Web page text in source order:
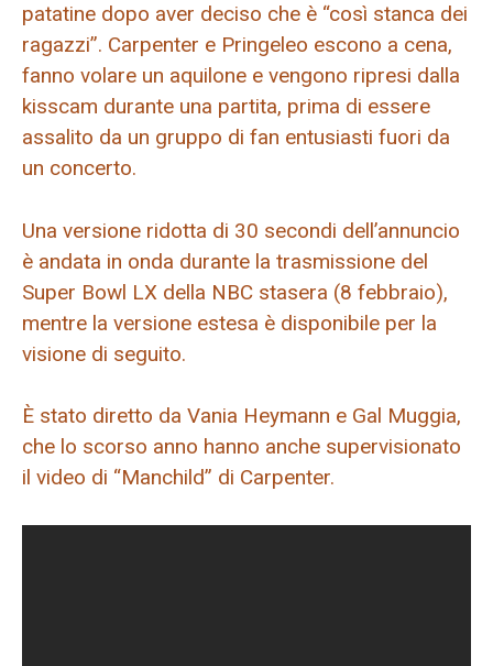
patatine dopo aver deciso che è “così stanca dei
ragazzi”. Carpenter e Pringeleo escono a cena,
fanno volare un aquilone e vengono ripresi dalla
kisscam durante una partita, prima di essere
assalito da un gruppo di fan entusiasti fuori da
un concerto.
Una versione ridotta di 30 secondi dell’annuncio
è andata in onda durante la trasmissione del
Super Bowl LX della NBC stasera (8 febbraio),
mentre la versione estesa è disponibile per la
visione di seguito.
È stato diretto da Vania Heymann e Gal Muggia,
che lo scorso anno hanno anche supervisionato
il video di “Manchild” di Carpenter.